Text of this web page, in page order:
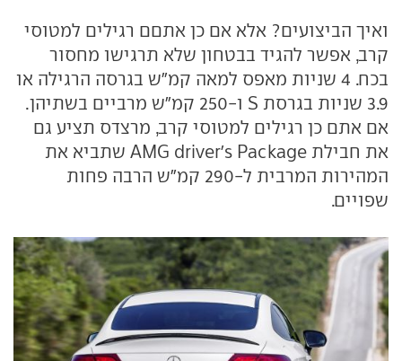
ואיך הביצועים? אלא אם כן אתםם רגילים למטוסי
קרב, אפשר להגיד בבטחון שלא תרגישו מחסור
בכח. 4 שניות מאפס למאה קמ"ש בגרסה הרגילה או
3.9 שניות בגרסת S ו-250 קמ"ש מרביים בשתיהן.
אם אתם כן רגילים למטוסי קרב, מרצדס תציע גם
את חבילת AMG driver's Package שתביא את
המהירות המרבית ל-290 קמ"ש הרבה פחות
שפויים.